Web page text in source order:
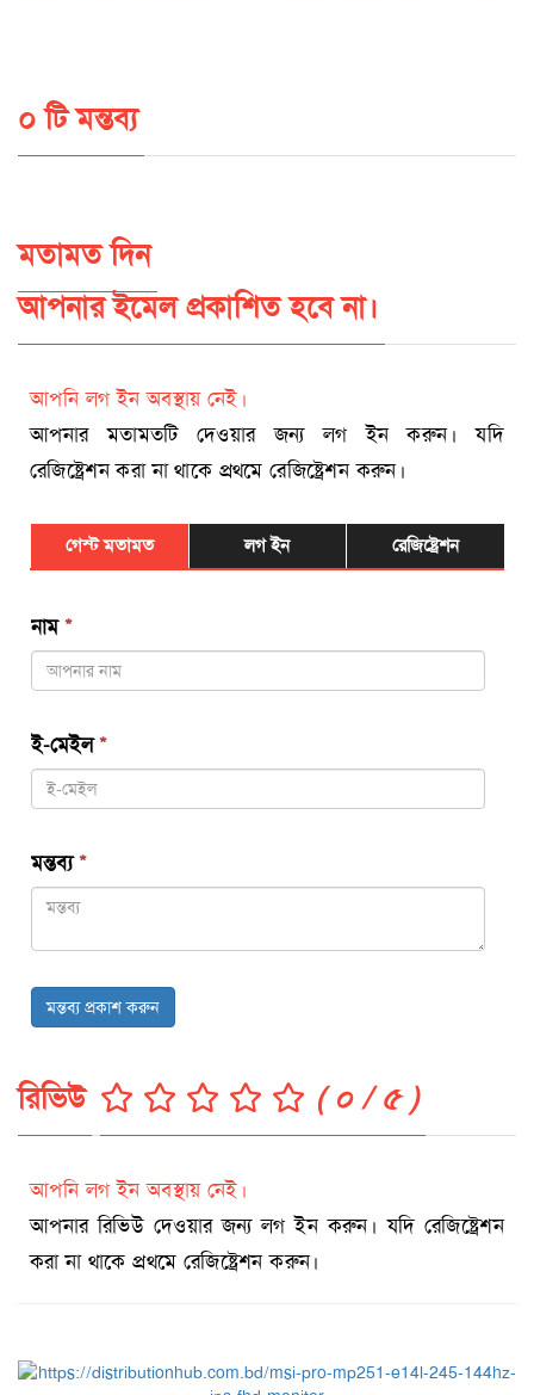
০ টি মন্তব্য
মতামত দিন
আপনার ইমেল প্রকাশিত হবে না।
আপনি লগ ইন অবস্থায় নেই।
আপনার মতামতটি দেওয়ার জন্য লগ ইন করুন। যদি
রেজিষ্ট্রেশন করা না থাকে প্রথমে রেজিষ্ট্রেশন করুন।
গেস্ট মতামত লগ ইন রেজিষ্ট্রেশন
নাম*
ই-মেইল*
মন্তব্য*
মন্তব্য প্রকাশ করুন
রিভিউ ( ০ / ৫ )
আপনি লগ ইন অবস্থায় নেই।
আপনার রিভিউ দেওয়ার জন্য লগ ইন করুন। যদি রেজিষ্ট্রেশন
করা না থাকে প্রথমে রেজিষ্ট্রেশন করুন।